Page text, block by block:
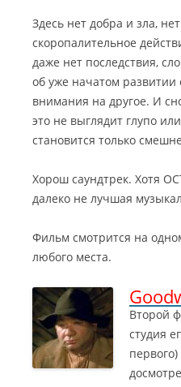
Здесь нет добра и зла,
скоропалительное
даже нет последствия,
об уже начатом
внимания на другое. И
это не выглядит глупо
становится только
Хорош саундтрек. Хотя
далеко не лучшая
Фильм смотрится на
любого места.
Второй
студия